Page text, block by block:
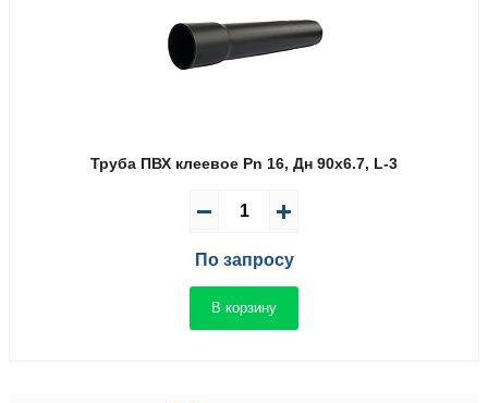
Труба ПВХ клеевое Pn 16, Дн 90х6.7, L-3
По запросу
В корзину